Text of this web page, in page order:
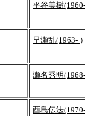
平谷美樹
早瀬乱(1963-
瀬名秀明
酉島伝法